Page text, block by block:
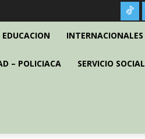
EDUCACION INTERNACIONALES
– POLICIACA SERVICIO SOCIAL